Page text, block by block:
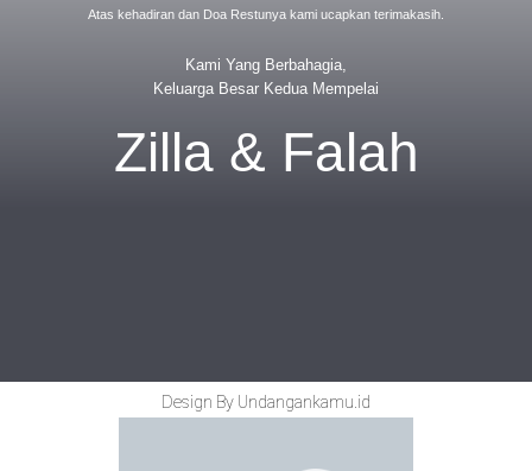
Atas kehadiran dan Doa Restunya kami ucapkan terimakasih.
Kami Yang Berbahagia,
Keluarga Besar Kedua Mempelai
Zilla & Falah
Design By Undangankamu.id